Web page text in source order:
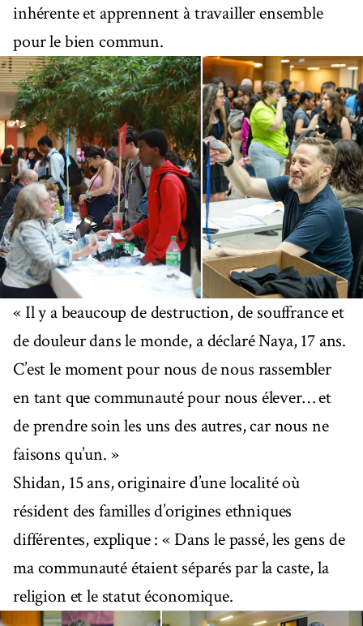
inhérente et apprennent à travailler ensemble
pour le bien commun.
« Il y a beaucoup de destruction, de souffrance et
de douleur dans le monde, a déclaré Naya, 17 ans.
C’est le moment pour nous de nous rassembler
en tant que communauté pour nous élever… et
de prendre soin les uns des autres, car nous ne
faisons qu’un. »
Shidan, 15 ans, originaire d’une localité où
résident des familles d’origines ethniques
différentes, explique : « Dans le passé, les gens de
ma communauté étaient séparés par la caste, la
religion et le statut économique.